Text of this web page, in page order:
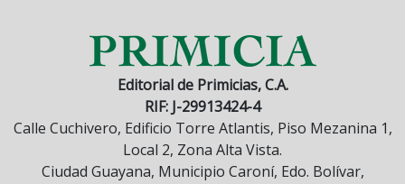
Editorial de Primicias, C.A.
RIF: J-29913424-4
Calle Cuchivero, Edificio Torre Atlantis, Piso Mezanina 1,
Local 2, Zona Alta Vista.
Ciudad Guayana, Municipio Caroní, Edo. Bolívar,